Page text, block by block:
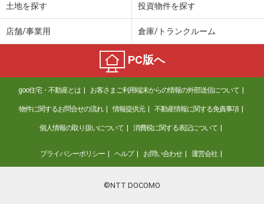
土地を探す 投資物件を探す
店舗/事業用 倉庫/トランクルーム
PC版へ
goo住宅・不動産とは お客さまご利用端末からの情報の外部送信について
物件に関するお問合せの流れ 情報提供元 不動産情報に関する免責事項
個人情報の取り扱いについて 消費税に関する表記について
プライバシーポリシー ヘルプ お問い合わせ 運営会社
©NTT DOCOMO